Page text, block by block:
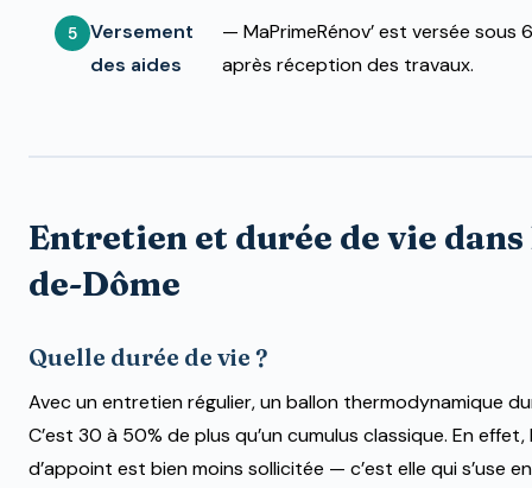
Versement
des aides
— MaPrimeRénov’ est versée sous
après réception des travaux.
Entretien et durée de vie dans
de-Dôme
Quelle durée de vie ?
Avec un entretien régulier, un ballon thermodynamique
C’est 30 à 50% de plus qu’un cumulus classique. En
d’appoint est bien moins sollicitée — c’est elle qui s’use